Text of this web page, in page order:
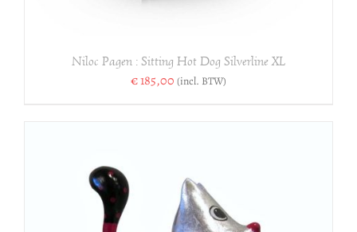
Niloc Pagen : Sitting Hot Dog Silverline XL
€185,00 (incl. BTW)